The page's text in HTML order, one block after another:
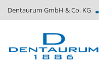
Dentaurum GmbH & Co. KG